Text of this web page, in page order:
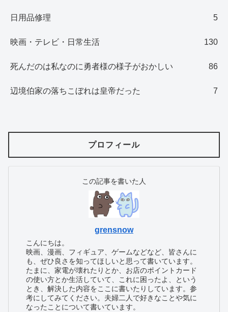
日用品修理 5
映画・テレビ・日常生活 130
死んだのは私なのに勇者様の様子がおかしい 86
辺境伯家の落ちこぼれは皇帝だった 7
プロフィール
この記事を書いた人
grensnow
こんにちは。
映画、漫画、フィギュア、ゲームなどなど、皆さんに
も、ぜひ良さを知ってほしいと思って書いています。
たまに、家電が壊れたりとか、お店のポイントカード
の使い方とか生活していて、これに困ったよ、という
とき、解決した内容をここに書いたりしています。参
考にしてみてください。夫婦二人で好きなことや気に
なったことについて書いています。